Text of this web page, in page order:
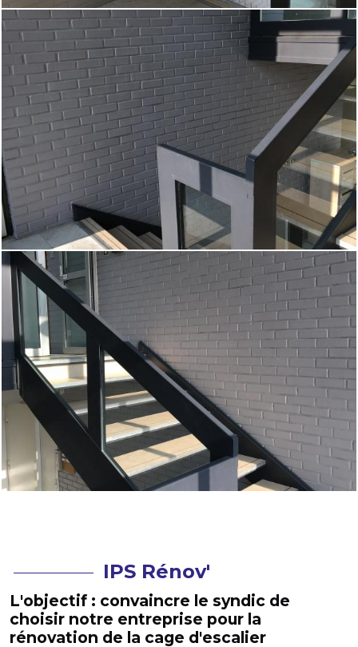
IPS Rénov'
L'objectif : convaincre le syndic de
choisir notre entreprise pour la
rénovation de la cage d'escalier